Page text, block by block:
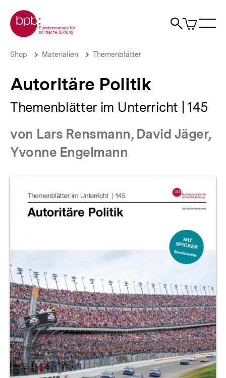
zum
Seiteninhalt
springen
Zur Startseite der bpb
Suche
Artikel
im
Autoritäre
bpb.de
Brotkrümelnavigation
Pfadnavigation
Shop Materialien Themenblätter
Autoritäre Politik
Themenblätter im Unterricht | 145
von Lars Rensmann, David Jäger,
Yvonne Engelmann